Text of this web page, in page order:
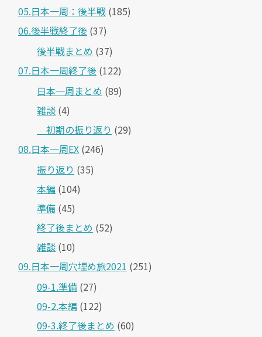
05.日本一周：後半戦 (185)
06.後半戦終了後 (37)
後半戦まとめ (37)
07.日本一周終了後 (122)
日本一周まとめ (89)
雑談 (4)
＿初期の振り返り (29)
08.日本一周EX (246)
振り返り (35)
本編 (104)
準備 (45)
終了後まとめ (52)
雑談 (10)
09.日本一周穴埋め旅2021 (251)
09-1.準備 (27)
09-2.本編 (122)
09-3.終了後まとめ (60)